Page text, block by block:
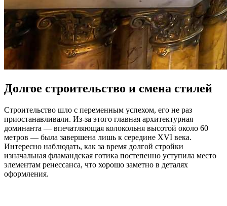
Долгое строительство и смена стилей
Строительство шло с переменным успехом, его не раз
приостанавливали. Из-за этого главная архитектурная
доминанта — впечатляющая колокольня высотой около 60
метров — была завершена лишь к середине XVI века.
Интересно наблюдать, как за время долгой стройки
изначальная фламандская готика постепенно уступила место
элементам ренессанса, что хорошо заметно в деталях
оформления.